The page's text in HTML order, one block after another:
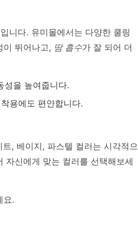
니다. 유미몰에서는 다양한 쿨링
이 뛰어나고, 땀 흡수가 잘 되어 더
성을 높여줍니다.
용에도 편안합니다.
, 베이지, 파스텔 컬러는 시각적으
자신에게 맞는 컬러를 선택해보세
요.